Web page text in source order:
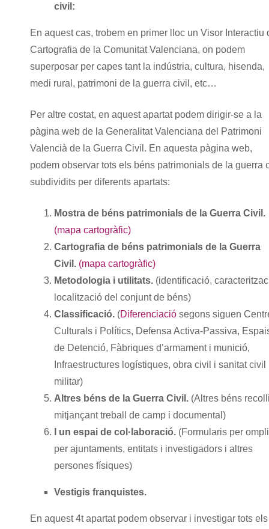
civil:
En aquest cas, trobem en primer lloc un Visor Interactiu
Cartografia de la Comunitat Valenciana, on podem
superposar per capes tant la indústria, cultura, hisenda,
medi rural, patrimoni de la guerra civil, etc…
Per altre costat, en aquest apartat podem dirigir-se a la
pàgina web de la Generalitat Valenciana del Patrimoni
Valencià de la Guerra Civil. En aquesta pàgina web,
podem observar tots els béns patrimonials de la guerra
subdividits per diferents apartats:
Mostra de béns patrimonials de la Guerra Civil.
(mapa cartogràfic)
Cartografia de béns patrimonials de la Guerra
Civil. (mapa cartogràfic)
Metodologia i utilitats. (identificació,
localització del conjunt de béns)
Classificació. (Diferenciació segons siguen
Culturals i Polítics, Defensa Activa-Passiva,
de Detenció, Fàbriques d’armament i munició,
Infraestructures logístiques, obra civil i sanitat civil
militar)
Altres béns de la Guerra Civil. (Altres béns
mitjançant treball de camp i documental)
I un espai de col·laboració. (Formularis per
per ajuntaments, entitats i investigadors i altres
persones físiques)
Vestigis franquistes.
En aquest 4t apartat podem observar i investigar tots els